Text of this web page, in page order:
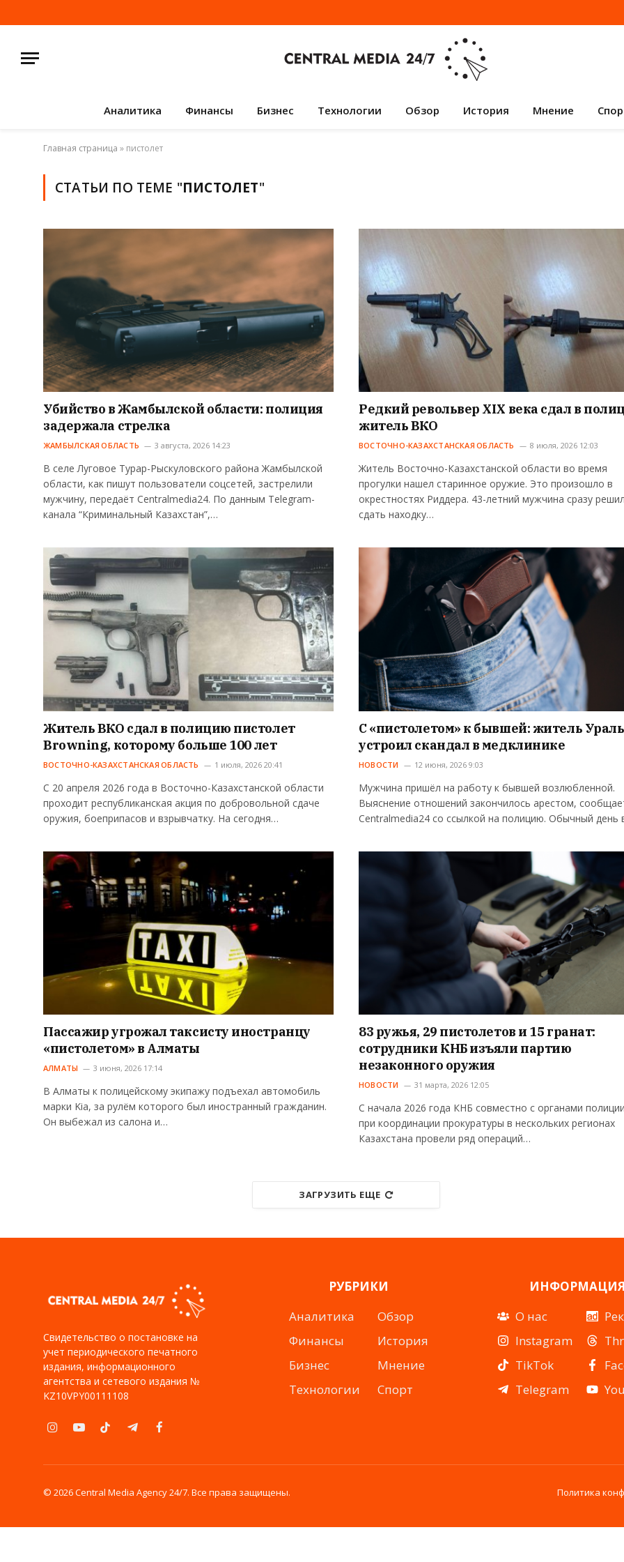
Аналитика Финансы Бизнес Технологии Обзор История Мнение
Главная страница » пистолет
СТАТЬИ ПО ТЕМЕ "ПИСТОЛЕТ"
Убийство в Жамбылской области: полиция
задержала стрелка
ЖАМБЫЛСКАЯ ОБЛАСТЬ 3 августа, 2026 14:23
В селе Луговое Турар-Рыскуловского района Жамбылской
области, как пишут пользователи соцсетей, застрелили
мужчину, передаёт Centralmedia24. По данным Telegram-
канала “Криминальный Казахстан”,…
Редкий револьвер XIX века сдал в
житель ВКО
ВОСТОЧНО-КАЗАХСТАНСКАЯ ОБЛАСТЬ 8 июля, 2026 12:03
Житель Восточно-Казахстанской области во время
прогулки нашел старинное оружие. Это произошло в
окрестностях Риддера. 43-летний мужчина сразу
сдать находку…
Житель ВКО сдал в полицию пистолет
Browning, которому больше 100 лет
ВОСТОЧНО-КАЗАХСТАНСКАЯ ОБЛАСТЬ 1 июля, 2026 20:41
С 20 апреля 2026 года в Восточно-Казахстанской области
проходит республиканская акция по добровольной сдаче
оружия, боеприпасов и взрывчатку. На сегодня…
С «пистолетом» к бывшей: житель
устроил скандал в медклинике
НОВОСТИ 12 июня, 2026 9:03
Мужчина пришёл на работу к бывшей возлюбленной.
Выяснение отношений закончилось арестом,
Centralmedia24 со ссылкой на полицию. Обычный день
Пассажир угрожал таксисту иностранцу
«пистолетом» в Алматы
АЛМАТЫ 3 июня, 2026 17:14
В Алматы к полицейскому экипажу подъехал автомобиль
марки Kia, за рулём которого был иностранный гражданин.
Он выбежал из салона и…
83 ружья, 29 пистолетов и 15 гранат:
сотрудники КНБ изъяли партию
незаконного оружия
НОВОСТИ 31 марта, 2026 12:05
С начала 2026 года КНБ совместно с органами
при координации прокуратуры в нескольких регионах
Казахстана провели ряд операций…
ЗАГРУЗИТЬ ЕЩЕ
Свидетельство о постановке на
учет периодического печатного
издания, информационного
агентства и сетевого издания №
KZ10VPY00111108
InstagramYouTubeTikTokTelegramFacebook
РУБРИКИ
Аналитика
Финансы
Бизнес
Технологии
Обзор
История
Мнение
Спорт
О нас
Instagram
TikTok
Telegram
© 2026 Central Media Agency 24/7. Все права защищены. Политика